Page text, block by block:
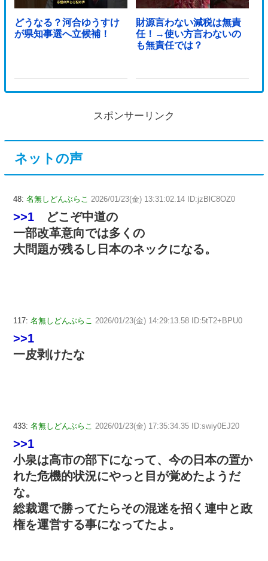
どうなる？河合ゆうすけ
が県知事選へ立候補！
財源言わない減税は無責
任！→使い方言わないの
も無責任では？
スポンサーリンク
ネットの声
48: 名無しどんぶらこ 2026/01/23(金) 13:31:02.14 ID:jzBlC8OZ0
>>1 どこぞ中道の
一部改革意向では多くの
大問題が残るし日本のネックになる。
117: 名無しどんぶらこ 2026/01/23(金) 14:29:13.58 ID:5tT2+BPU0
>>1
一皮剥けたな
433: 名無しどんぶらこ 2026/01/23(金) 17:35:34.35 ID:swiy0EJ20
>>1
小泉は高市の部下になって、今の日本の置か
れた危機的状況にやっと目が覚めたようだ
な。
総裁選で勝ってたらその混迷を招く連中と政
権を運営する事になってたよ。